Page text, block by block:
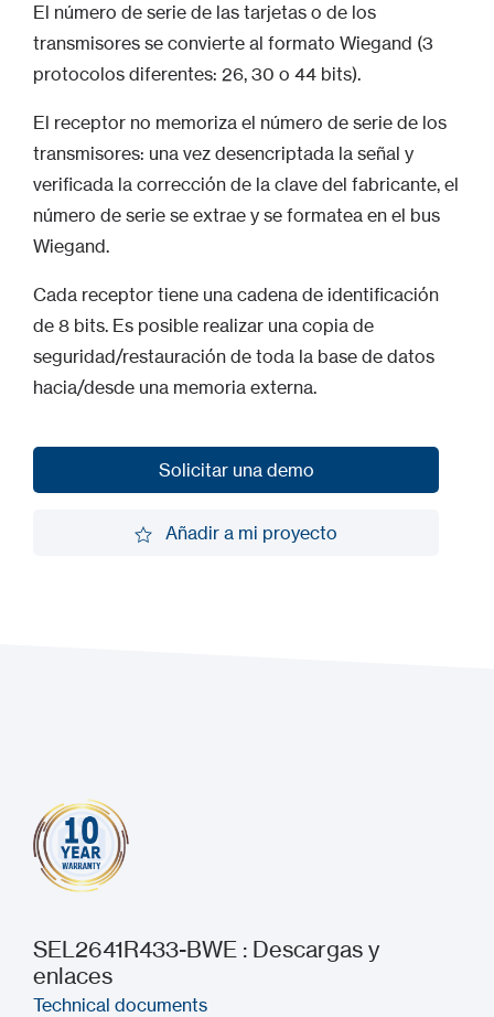
El número de serie de las tarjetas o de los
transmisores se convierte al formato Wiegand (3
protocolos diferentes: 26, 30 o 44 bits).
El receptor no memoriza el número de serie de los
transmisores: una vez desencriptada la señal y
verificada la corrección de la clave del fabricante, el
número de serie se extrae y se formatea en el bus
Wiegand.
Cada receptor tiene una cadena de identificación
de 8 bits. Es posible realizar una copia de
seguridad/restauración de toda la base de datos
hacia/desde una memoria externa.
Solicitar una demo
Añadir a mi proyecto
SEL2641R433-BWE : Descargas y
enlaces
Technical documents